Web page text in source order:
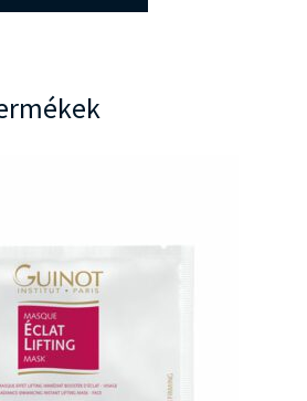
17.900 Ft. 16.900 Ft.